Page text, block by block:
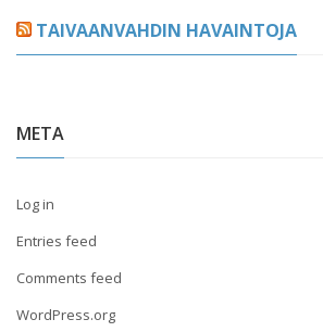
TAIVAANVAHDIN HAVAINTOJA
META
Log in
Entries feed
Comments feed
WordPress.org